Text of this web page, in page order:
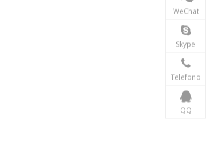
WeChat
Skype
Telefono
QQ